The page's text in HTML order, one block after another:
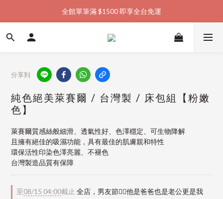
加入會員購物金  馬上領  馬上折
全館單筆滿 $1500 即享全台免運
加入會員購物金  馬上領  馬上折
分享到
純色絕美萊賽爾 / 台灣製 / 床包組【粉嫩
色】
萊賽爾質感絲般細滑、透氣性好、色澤穩定、可生物降解
且擁有絕佳的吸濕功能，具有最佳的肌膚親和特性
環保活性印染色澤亮麗、不褪色
台灣製造品質有保障
至08/15 04:00截止 全店，男友節👱‍♂️他是爸爸也是老公更是我